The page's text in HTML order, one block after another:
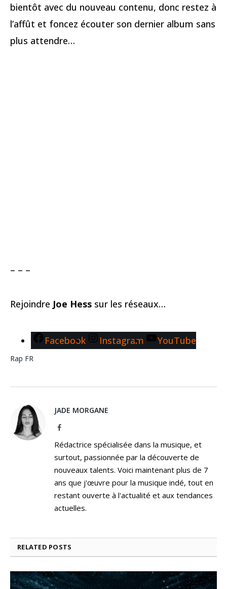
bientôt avec du nouveau contenu, donc restez à
l’affût et foncez écouter son dernier album sans
plus attendre…
– – –
Rejoindre Joe Hess sur les réseaux…
Facebook Instagram YouTube
Rap FR
JADE MORGANE
Facebook
Rédactrice spécialisée dans la musique, et
surtout, passionnée par la découverte de
nouveaux talents. Voici maintenant plus de 7
ans que j'œuvre pour la musique indé, tout en
restant ouverte à l'actualité et aux tendances
actuelles.
RELATED POSTS